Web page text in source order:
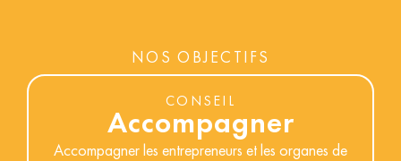
NOS OBJECTIFS
CONSEIL
Accompagner
Accompagner les entrepreneurs et les organes de